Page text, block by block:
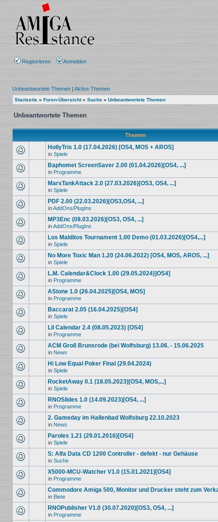
Registrieren Anmelden
Unbeantwortete Themen | Aktive Themen
Startseite » Foren-Übersicht» Suche » Unbeantwortete Themen
Unbeantwortete Themen
Themen
HollyTris 1.0 (17.04.2026) [OS4, MOS + AROS]
in Spiele
Baphomet ScreenSaver 2.00 (01.04.2026)[OS4, ...]
in Programme
MarsTankAttack 2.0 (27.03.2026)[OS3, OS4, ...]
in Spiele
PDF 2.00 (22.03.2026)[OS3,OS4, ...]
inAddOns/PlugIns
MP3Enc (08.03.2026)[OS3, OS4, ...]
inAddOns/PlugIns
Los Malditos Tournament 1.00 Demo (01.03.2026)[OS4,...]
in Spiele
No More Toxic Man 1.20 (24.06.2022) [OS4, MOS, AROS, ...]
in Spiele
L.M. Calendar&Clock 1.00 (29.05.2024)]OS4]
in Programme
AStone 1.0 (26.04.2025)[OS4, MOS]
in Programme
Baccarat 2.05 (16.04.2025)[OS4]
in Spiele
Lil Calendar 2.4 (08.05.2023) [OS4]
in Programme
ACM Groß Brunsrode (bei Wolfsburg) 13.06. - 15.06.2025
in News
Hi Low Equal Poker Final (29.04.2024)
in Spiele
RocketAway 0.1 (18.05.2023)[OS4, MOS,...]
in Spiele
RNOSlides 1.0 (14.09.2023)[OS4, ...]
in Programme
2. Gameday im Hallenbad Wolfsburg 22.10.2023
in News
Paroles 1.21 (29.01.2016)[OS4]
in Spiele
S: Alfa Data CD 1200 Controller - defekt - nur Gehäuse
in Suche
X5000-MCU-Watcher V1.0 (15.01.2021)[OS4]
in Programme
Commodore Amiga 500, Monitor und Drucker steht zum
in Biete
RNOPublisher V1.0 (30.07.2020)[OS3, OS4, ...]
in Programme